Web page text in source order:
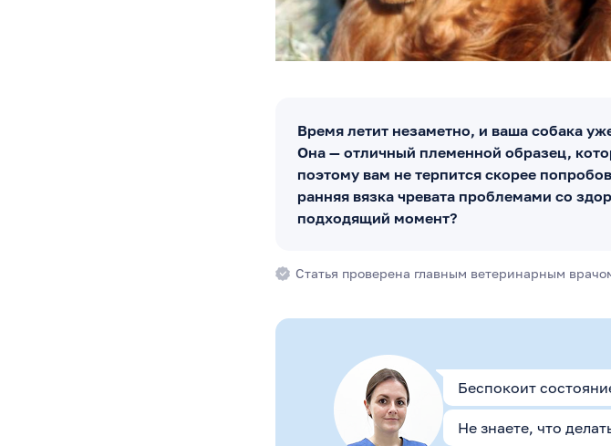
Время летит незаметно, и ваша собака
Она — отличный племенной образец,
поэтому вам не терпится скорее
ранняя вязка чревата проблемами со
подходящий момент?
Статья проверена главным ветеринарным
Беспокоит
Не знаете, что